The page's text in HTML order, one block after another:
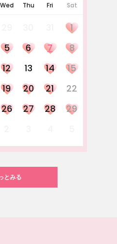
Wed Thu Fri Sat
1
5 6 7
8
12 13 14
15
19 20 21
22
26 27 28
29
とみる